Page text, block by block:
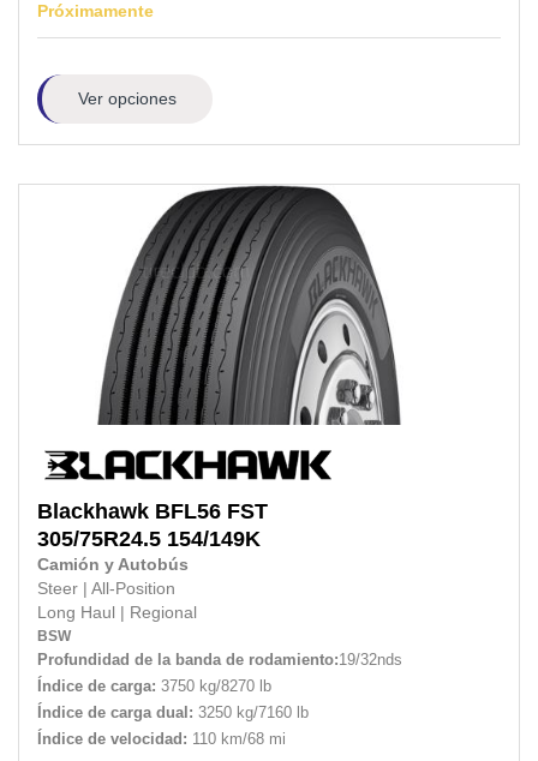
Próximamente
Ver opciones
Blackhawk BFL56 FST
305/75R24.5 154/149K
Camión y Autobús
Steer
All-Position
Long Haul
Regional
BSW
Profundidad de la banda de rodamiento:19/32nds
Índice de carga: 3750 kg/8270 lb
Índice de carga dual: 3250 kg/7160 lb
Índice de velocidad: 110 km/68 mi